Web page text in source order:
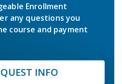
Enrollment
any questions you
course and payment
INFO